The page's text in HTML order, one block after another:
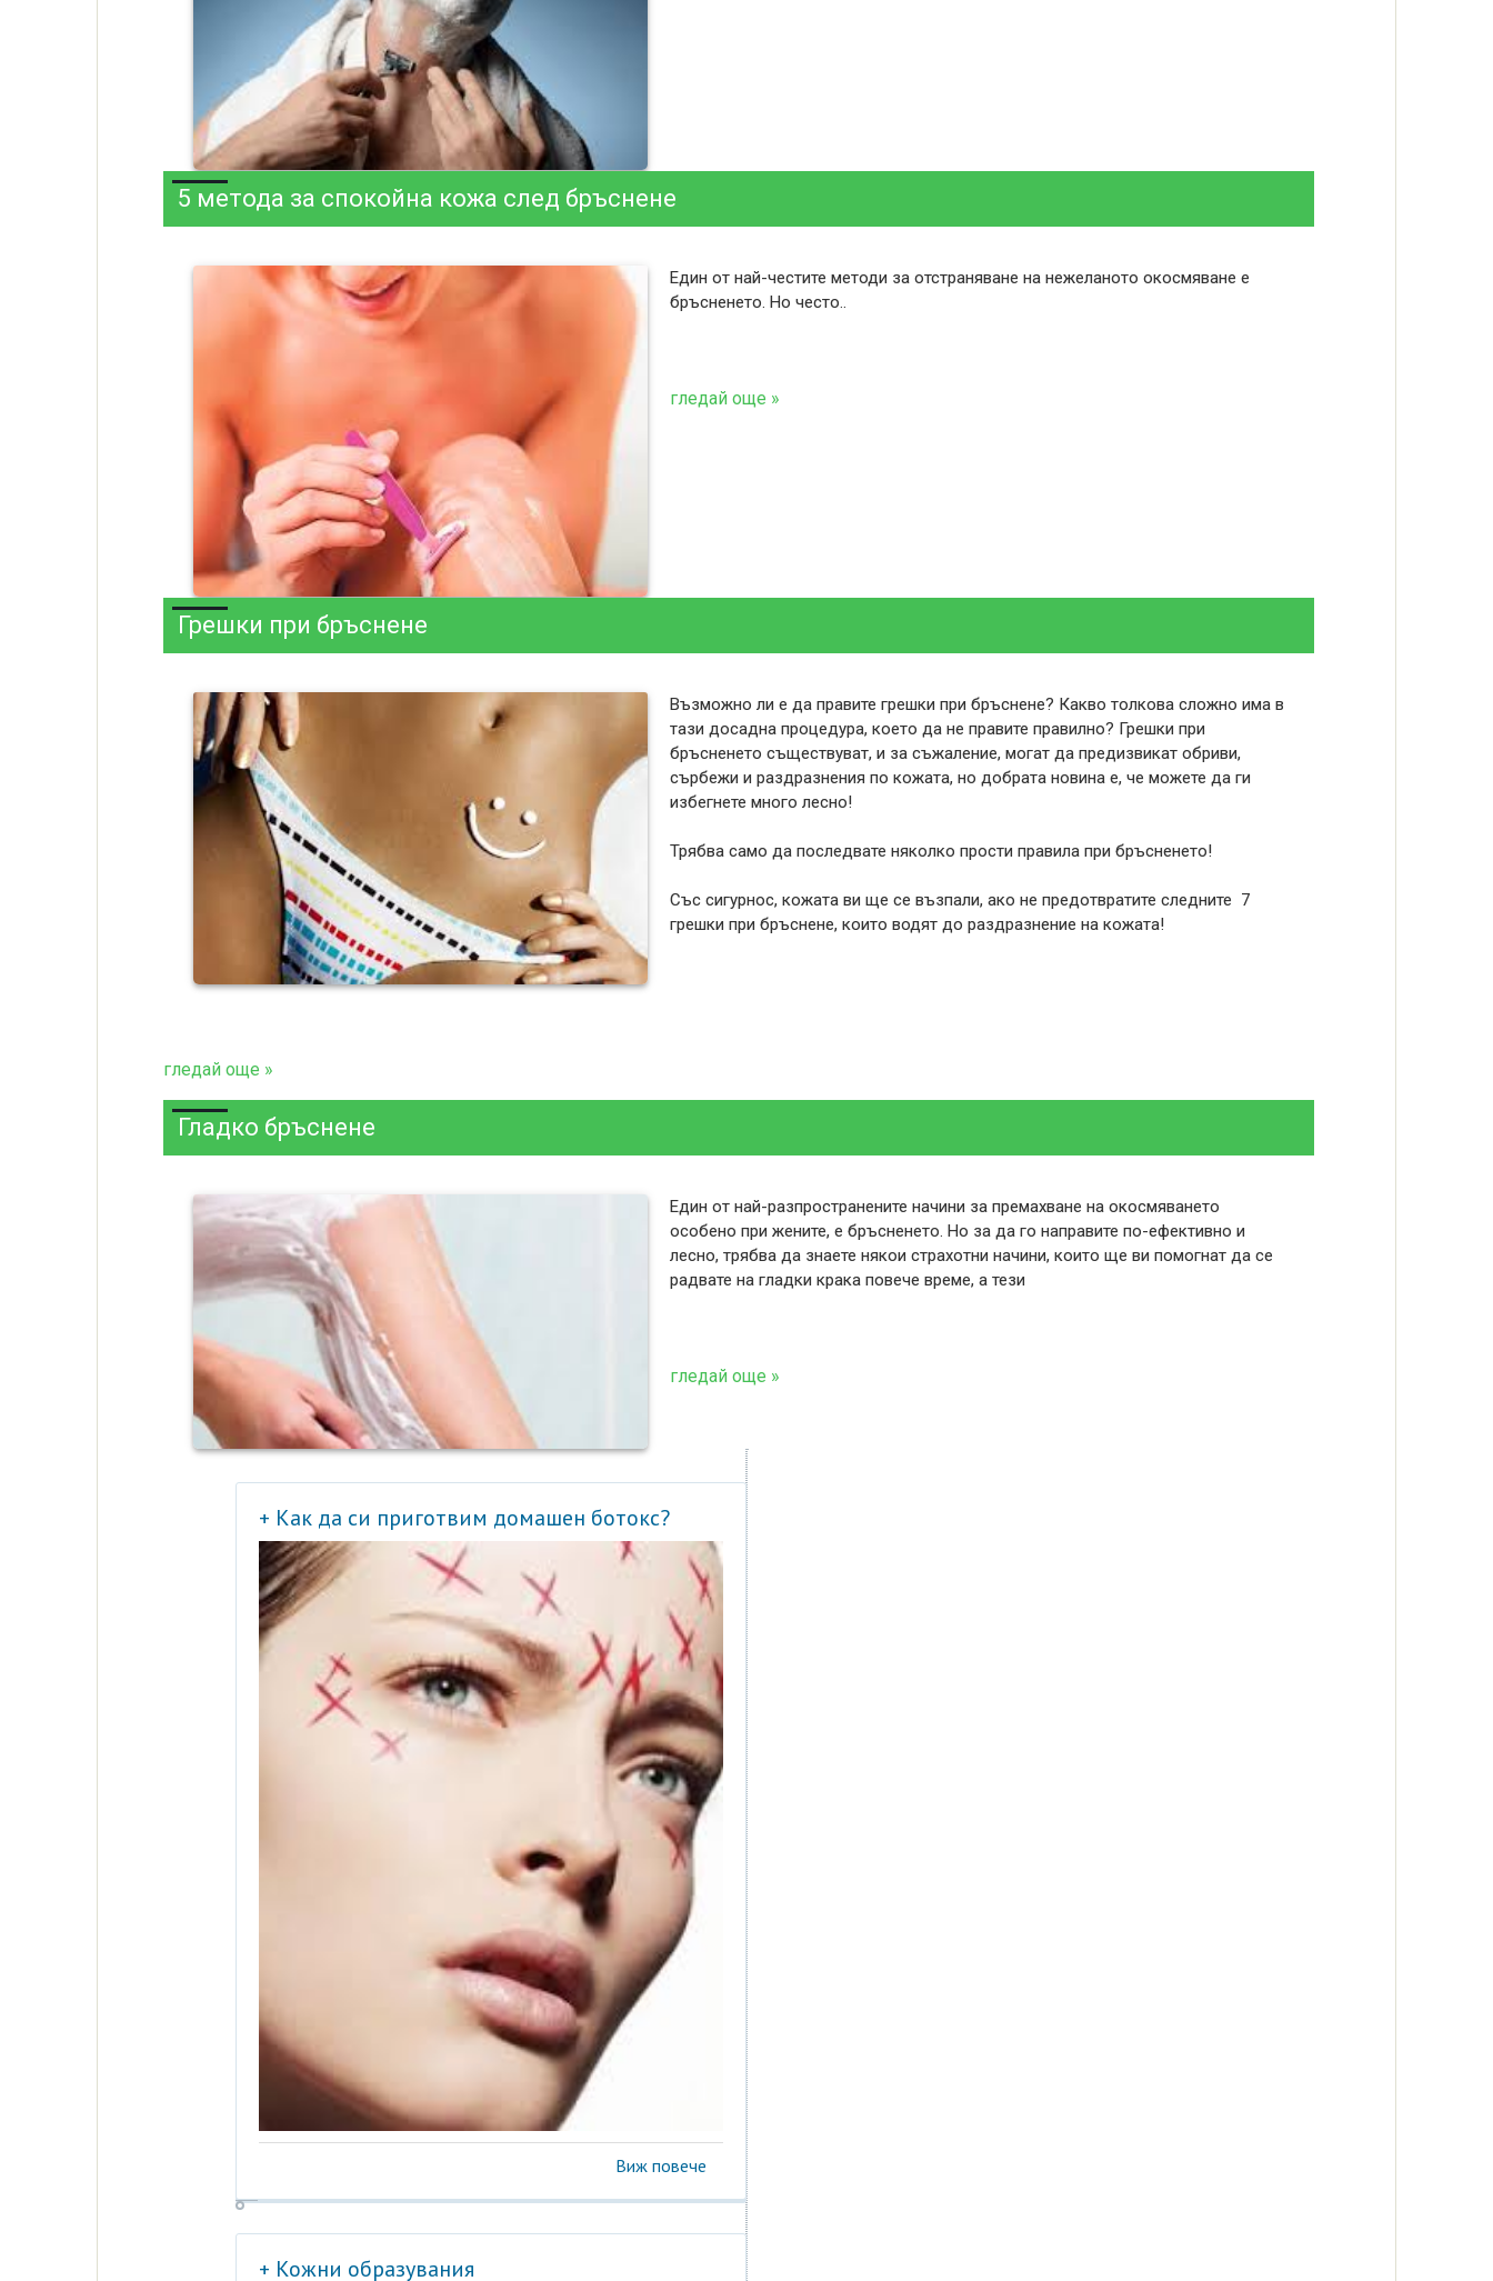
5 метода за спокойна кожа след бръснене
Един от най-честите методи за отстраняване на нежеланото окосмяване е
бръсненето. Но често..
гледай още »
Грешки при бръснене
Възможно ли е да правите грешки при бръснене? Какво толкова сложно има в
тази досадна процедура, което да не правите правилно? Грешки при
бръсненето съществуват, и за съжаление, могат да предизвикат обриви,
сърбежи и раздразнения по кожата, но добрата новина е, че можете да ги
избегнете много лесно!
Трябва само да последвате няколко прости правила при бръсненето!
Със сигурнос, кожата ви ще се възпали, ако не предотвратите следните 7
грешки при бръснене, които водят до раздразнение на кожата!
гледай още »
Гладко бръснене
Един от най-разпространените начини за премахване на окосмяването
особено при жените, е бръсненето. Но за да го направите по-ефективно и
лесно, трябва да знаете някои страхотни начини, които ще ви помогнат да се
радвате на гладки крака повече време, а тези
гледай още »
+ Как да си приготвим домашен ботокс?
Виж повече
+ Кожни образувания